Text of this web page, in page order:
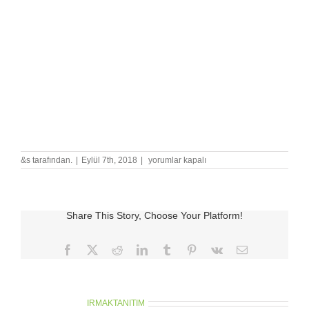
&s tarafından. Eylül 7th, 2018
2018
Schneider
yorumlar kapalı
Share This Story, Choose Your Platform!
Facebook RedditLinkedInTumblr Pinterest
Vk
E-
IRMAKTANITIM